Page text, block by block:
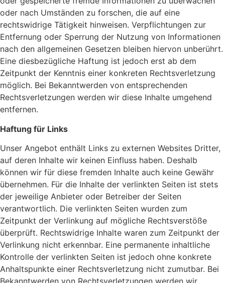
oder nach Umständen zu forschen, die auf eine
rechtswidrige Tätigkeit hinweisen. Verpflichtungen zur
Entfernung oder Sperrung der Nutzung von Informationen
nach den allgemeinen Gesetzen bleiben hiervon unberührt.
Eine diesbezügliche Haftung ist jedoch erst ab dem
Zeitpunkt der Kenntnis einer konkreten Rechtsverletzung
möglich. Bei Bekanntwerden von entsprechenden
Rechtsverletzungen werden wir diese Inhalte umgehend
entfernen.
Haftung für Links
Unser Angebot enthält Links zu externen Websites Dritter,
auf deren Inhalte wir keinen Einfluss haben. Deshalb
können wir für diese fremden Inhalte auch keine Gewähr
übernehmen. Für die Inhalte der verlinkten Seiten ist stets
der jeweilige Anbieter oder Betreiber der Seiten
verantwortlich. Die verlinkten Seiten wurden zum
Zeitpunkt der Verlinkung auf mögliche Rechtsverstöße
überprüft. Rechtswidrige Inhalte waren zum Zeitpunkt der
Verlinkung nicht erkennbar. Eine permanente inhaltliche
Kontrolle der verlinkten Seiten ist jedoch ohne konkrete
Anhaltspunkte einer Rechtsverletzung nicht zumutbar. Bei
Bekanntwerden von Rechtsverletzungen werden wir